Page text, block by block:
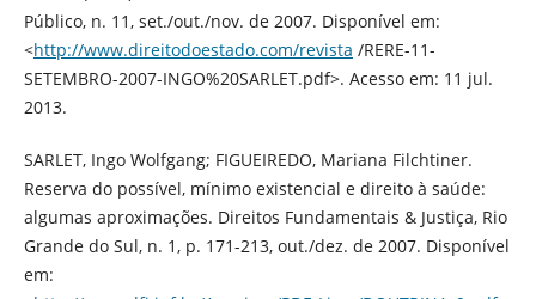
Público, n. 11, set./out./nov. de 2007. Disponível em:
<http://www.direitodoestado.com/revista /RERE-11-
SETEMBRO-2007-INGO%20SARLET.pdf>. Acesso em: 11 jul.
2013.
SARLET, Ingo Wolfgang; FIGUEIREDO, Mariana Filchtiner.
Reserva do possível, mínimo existencial e direito à saúde:
algumas aproximações. Direitos Fundamentais & Justiça, Rio
Grande do Sul, n. 1, p. 171-213, out./dez. de 2007. Disponível
em: